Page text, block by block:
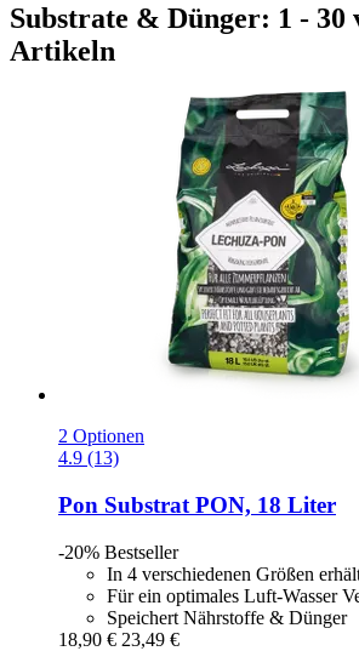
Substrate & Dünger: 1 - 30
Artikeln
2 Optionen
4.9 (13)
Pon Substrat PON, 18 Liter
-20% Bestseller
In 4 verschiedenen Größen
Für ein optimales Luft-Wasser
Speichert Nährstoffe & Dünger
18,90 € 23,49 €